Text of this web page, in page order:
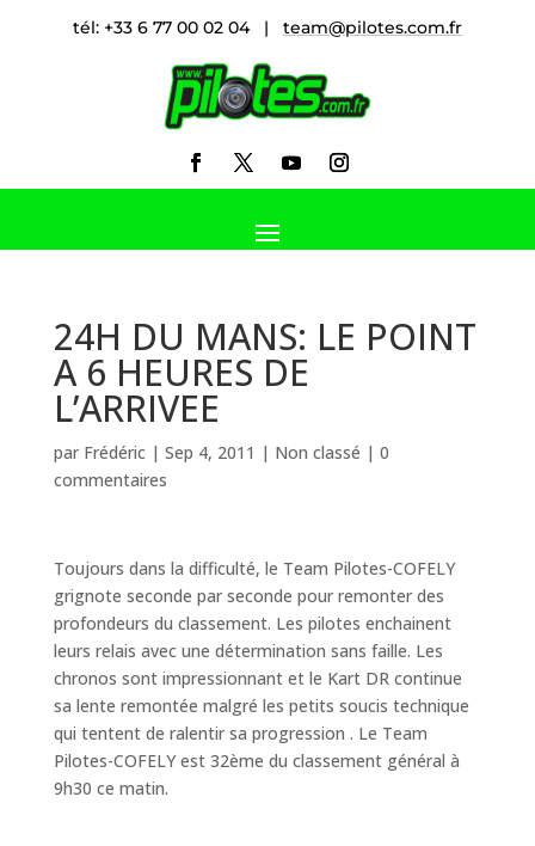
tél: +33 6 77 00 02 04 | team@pilotes.com.fr
24H DU MANS: LE POINT
A 6 HEURES DE
L’ARRIVEE
par Frédéric| Sep 4, 2011 | Non classé | 0
commentaires
Toujours dans la difficulté, le Team Pilotes-COFELY
grignote seconde par seconde pour remonter des
profondeurs du classement. Les pilotes enchainent
leurs relais avec une détermination sans faille. Les
chronos sont impressionnant et le Kart DR continue
sa lente remontée malgré les petits soucis technique
qui tentent de ralentir sa progression . Le Team
Pilotes-COFELY est 32ème du classement général à
9h30 ce matin.